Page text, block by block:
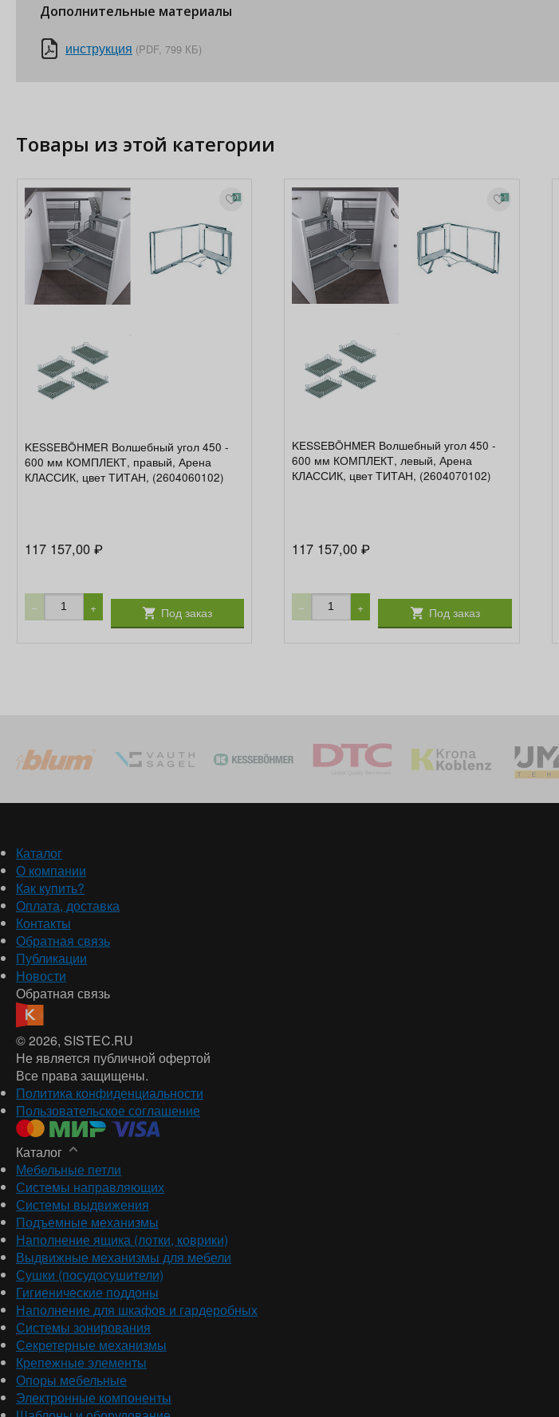
Дополнительные материалы
инструкция (PDF, 799 КБ)
Товары из этой категории
KESSEBÖHMER Волшебный угол 450 -
600 мм КОМПЛЕКТ, правый, Арена
КЛАССИК, цвет ТИТАН, (2604060102)
117 157,00 ₽
− + Под заказ
KESSEBÖHMER Волшебный угол 450 -
600 мм КОМПЛЕКТ, левый, Арена
КЛАССИК, цвет ТИТАН, (2604070102)
117 157,00₽
− + Под заказ
Каталог
О компании
Как купить?
Оплата, доставка
Контакты
Обратная связь
Публикации
Новости
Обратная связь
© 2026, SISTEC.RU
Не является публичной офертой
Все права защищены.
Политика конфиденциальности
Пользовательское соглашение
Каталог
Мебельные петли
Системы направляющих
Системы выдвижения
Подъемные механизмы
Наполнение ящика (лотки, коврики)
Выдвижные механизмы для мебели
Сушки (посудосушители)
Гигиенические поддоны
Наполнение для шкафов и гардеробных
Системы зонирования
Секретерные механизмы
Крепежные элементы
Опоры мебельные
Электронные компоненты